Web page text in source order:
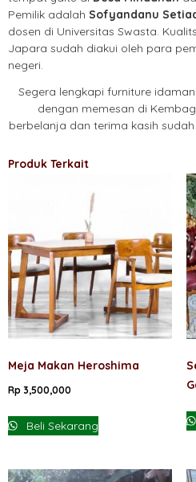
Pemilik adalah Sofyandanu
dosen di Universitas Swasta.
Japara sudah diakui oleh para
negeri.
Segera lengkapi furniture
dengan memesan di
berbelanja dan terima kasih
Produk Terkait
Meja Makan Heroshima
Rp 3,500,000
Beli Sekarang